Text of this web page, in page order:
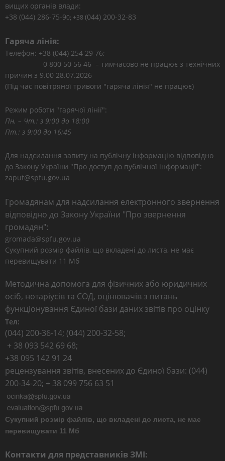
вищих органів влади:
+38 (044) 286-75-90; +38 (044) 200-32-83
Гаряча лінія:
Телефон: +38 (044) 254 29 76;
0 800 50 56 46 – тимчасово не працює з технічних
причин з 9.00 28.07.2026
(Під час повітряної тривоги "гаряча лінія" не працює)
Режим роботи "гарячої лінії":
Пн. – Чт.: з 9:00 до 18:00
Пт.: з 9:00 до 16:45
Для надсилання запиту на публічну інформацію відповідно
до Закону України "Про доступ до публічної інформації":
zaput@spfu.gov.ua
Громадянам для надсилання електронного звернення
відповідно до Закону України "Про звернення
громадян":
gromada@spfu.gov.ua
Сукупний розмір файлів, що вкладені до листа, не має
перевищувати 11 Мб
Методична допомога для фізичних або юридичних
осіб, нотаріусів та СОД, оцінювачів з питань
функціонування Єдиної бази даних звітів про оцінку
Тел:
(044) 200-36-14; (044) 200-32-58;
+ 38 093 542 69 68;
+38 095 142 91 24
рецензування звітів, внесених до Єдиної бази: (044)
200-34-20; + 38 099 756 63 51
Сукупний розмір файлів, що вкладені до листа, не має
перевищувати 11 Мб
Контакти для представників ЗМІ: